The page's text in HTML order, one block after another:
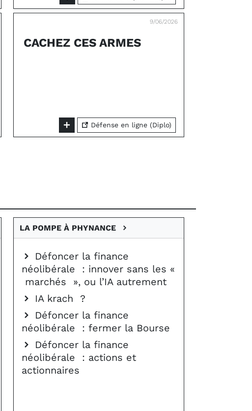
9/06/2026
CACHEZ CES ARMES
Défense en ligne (Diplo)
LA POMPE À PHYNANCE
Défoncer la finance
néolibérale : innover sans les «
marchés », ou l’IA autrement
IA krach ?
Défoncer la finance
néolibérale : fermer la Bourse
Défoncer la finance
néolibérale : actions et
actionnaires